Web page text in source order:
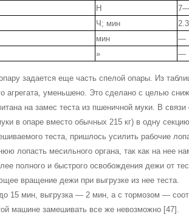
Н
Ч; мин
мин —
» —
задается еще часть спелой опары. Из
агрегата, уменьшено. Это сделано с целью
на замес теста из пшеничной муки. В
в опаре вместо обычных 215 кг) в одну
теста, пришлось усилить рабочие
лопасть месильного органа, так как на нее
полного и быстрого освобождения дежи от
вращение дежи при выгрузке из нее теста.
15 мин, выгрузка — 2 мин, а с тормозом —
машине замешивать все же невозможно [47].